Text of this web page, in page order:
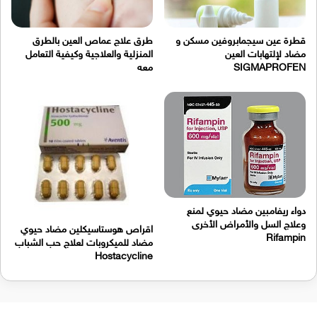
قطرة عين سيجمابروفين مسكن و
مضاد لإلتهابات العين
SIGMAPROFEN
طرق علاج عماص العين بالطرق
المنزلية والعلاجية وكيفية التعامل
معه
دواء ريفامبين مضاد حيوي لمنع
وعلاج السل والأمراض الأخرى
Rifampin
اقراص هوستاسيكلين مضاد حيوي
مضاد للميكروبات لعلاج حب الشباب
Hostacycline